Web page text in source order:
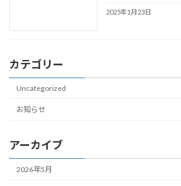
2025年1月23日
カテゴリー
Uncategorized
お知らせ
アーカイブ
2026年5月